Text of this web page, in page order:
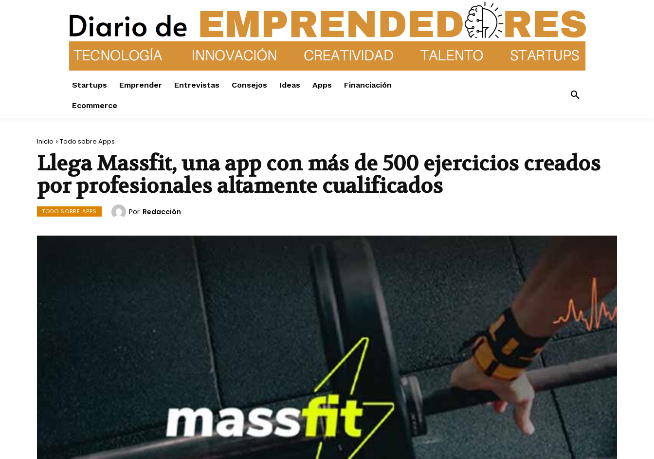
Startups Emprender Entrevistas Consejos Ideas Apps Financiación
Ecommerce
Inicio Todo sobre Apps
Llega Massfit, una app con más de 500 ejercicios creados
por profesionales altamente cualificados
TODO SOBRE APPS Por Redacción